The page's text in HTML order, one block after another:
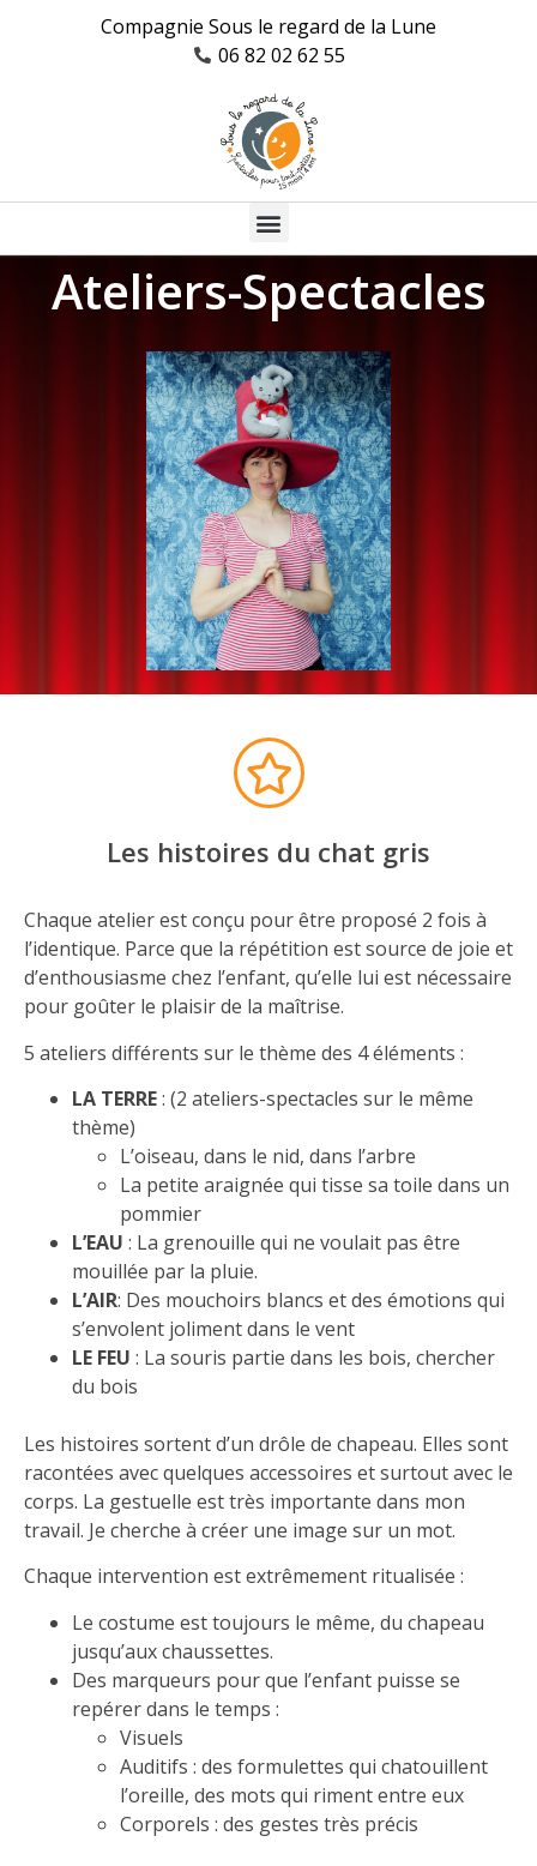
Compagnie Sous le regard de la Lune
06 82 02 62 55
Ateliers-Spectacles
Les histoires du chat gris
Chaque atelier est conçu pour être proposé 2 fois à
l’identique. Parce que la répétition est source de joie et
d’enthousiasme chez l’enfant, qu’elle lui est nécessaire
pour goûter le plaisir de la maîtrise.
5 ateliers différents sur le thème des 4 éléments :
LA TERRE: (2 ateliers-spectacles sur le même
thème)
L’oiseau, dans le nid, dans l’arbre
La petite araignée qui tisse sa toile dans un
pommier
L’EAU : La grenouille qui ne voulait pas être
mouillée par la pluie.
L’AIR: Des mouchoirs blancs et des émotions qui
s’envolent joliment dans le vent
LE FEU : La souris partie dans les bois, chercher
du bois
Les histoires sortent d’un drôle de chapeau. Elles sont
racontées avec quelques accessoires et surtout avec le
corps. La gestuelle est très importante dans mon
travail. Je cherche à créer une image sur un mot.
Chaque intervention est extrêmement ritualisée :
Le costume est toujours le même, du chapeau
jusqu’aux chaussettes.
Des marqueurs pour que l’enfant puisse se
repérer dans le temps :
Visuels
Auditifs : des formulettes qui chatouillent
l’oreille, des mots qui riment entre eux
Corporels : des gestes très précis